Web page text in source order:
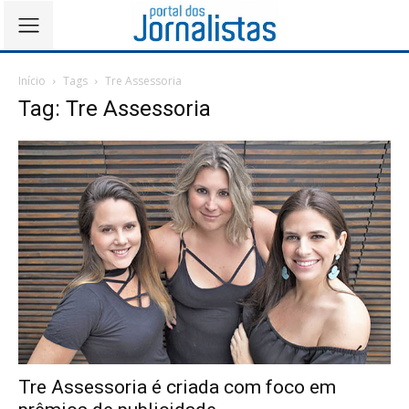
Início Tags Tre Assessoria
Tag: Tre Assessoria
Tre Assessoria é criada com foco em